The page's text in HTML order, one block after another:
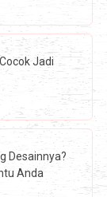
Jadi
Desainnya?
Anda